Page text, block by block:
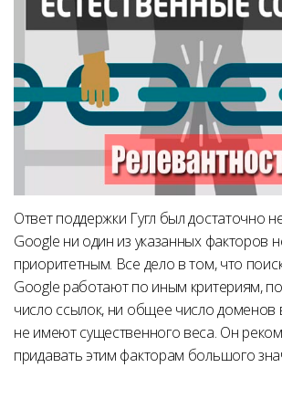
Ответ поддержки Гугл был достаточно
Google ни один из указанных факторов
приоритетным. Все дело в том, что
Google работают по иным критериям,
число ссылок, ни общее число доменов
не имеют существенного веса. Он
придавать этим факторам большого